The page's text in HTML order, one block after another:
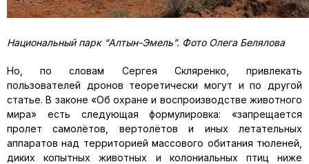
Национальный парк “Алтын-Эмель”. Фото Олега Белялова
Но, по словам Сергея Скляренко, привлекать
пользователей дронов теоретически могут и по другой
статье. В законе «Об охране и воспроизводстве животного
мира» есть следующая формулировка: «запрещается
пролет самолётов, вертолётов и иных летательных
аппаратов над территорией массового обитания тюленей,
диких копытных животных и колониальных птиц ниже